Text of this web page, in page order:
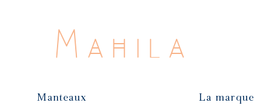
Mahila
Manteaux La marque